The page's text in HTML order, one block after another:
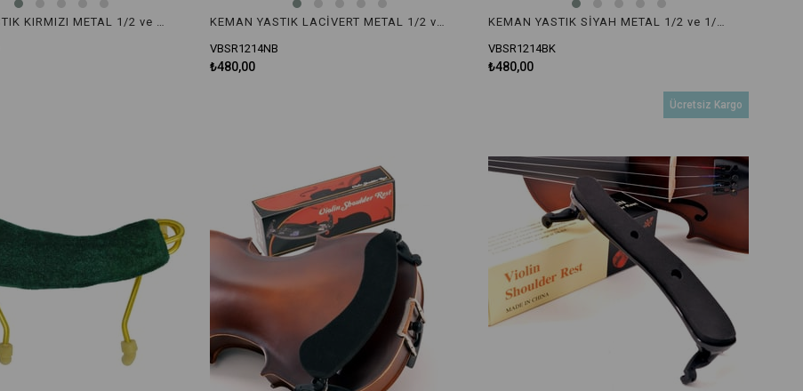
VBSR1214NB
₺480,00
VBSR1214BK
₺480,00
Ücretsiz Kargo